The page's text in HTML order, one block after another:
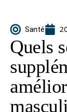
Santé
Quels